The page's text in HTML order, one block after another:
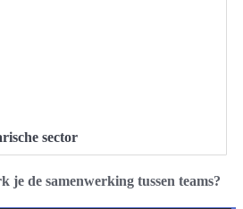
sector
je de samenwerking tussen teams?